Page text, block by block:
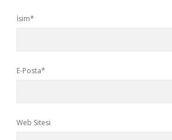
İsim*
E-Posta*
Web Sitesi